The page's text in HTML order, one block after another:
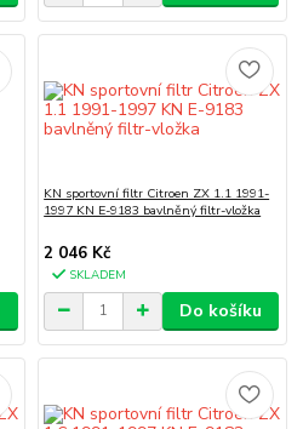
KN sportovní filtr Citroen ZX 1.1 1991-
1997 KN E-9183 bavlněný filtr-vložka
2 046 Kč
SKLADEM
Do košíku